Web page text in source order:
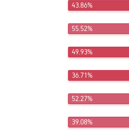
43.86%
55.52%
49.93%
36.71%
52.27%
39.08%